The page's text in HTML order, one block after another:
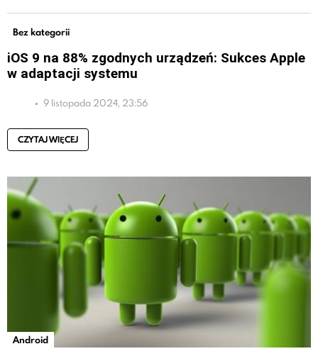
Bez kategorii
iOS 9 na 88% zgodnych urządzeń: Sukces Apple
w adaptacji systemu
9 listopada 2024, 23:56
CZYTAJ WIĘCEJ
Android